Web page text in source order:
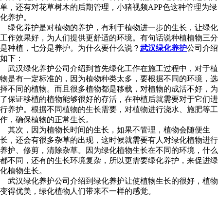
单，还有对花草树木的后期管理，小猪视频APP色这种管理为绿
化养护。
绿化养护是对植物的养护，有利于植物进一步的生长，让绿化
工作效果好，为人们提供更舒适的环境。有句话说种植植物三分
是种植，七分是养护。为什么要什么说？ 武汉绿化养护公司介绍
如下：
武汉绿化养护公司介绍到首先绿化工作在施工过程中，对于植
物是有一定标准的，因为植物种类太多，要根据不同的环境，选
择不同的植物。而且很多植物都是移载，对植物的成活不好，为
了保证移植的植物能够很好的存活，在种植后就需要对于它们进
行养护。根据不同植物的生长需要，对植物进行浇水、施肥等工
作，确保植物的正常生长。
其次，因为植物长时间的生长，如果不管理，植物会随便生
长，还会有很多杂草的出现，这时候就需要有人对绿化植物进行
养护、修剪，清除杂草。因为绿化植物生长在不同的环境，什么
都不同，还有的生长环境复杂，所以更需要绿化养护，来促进绿
化植物生长。
武汉绿化养护公司介绍到绿化养护让使植物生长的很好，植物
变得优美，绿化植物人们带来不一样的感觉。